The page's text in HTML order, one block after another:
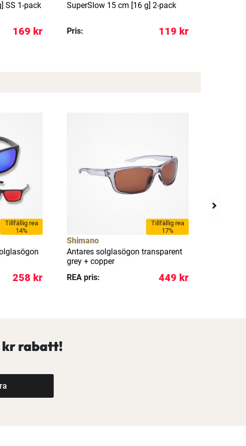
SS 1-pack
169 kr
SuperSlow 15 cm [16 g] 2-pack
Pris: 119 kr
Tillfällig rea
14%
258 kr
Tillfällig rea
17%
Shimano
Antares solglasögon transparent
grey + copper
REA pris:
449 kr
kr rabatt!